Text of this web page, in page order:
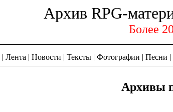
Архив RPG-
Более
| Лента | Новости | Тексты | Фотографии | Песни |
Архивы